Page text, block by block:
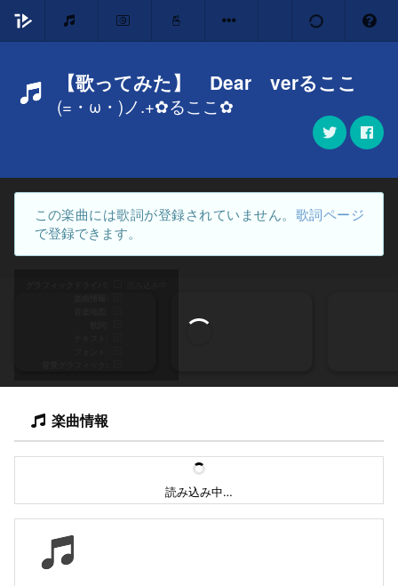
【歌ってみた】 Dear verるここ
(=・ω・)ノ.+✿るここ✿
この楽曲には歌詞が登録されていません。 歌詞ページ
で登録できます。
楽曲情報
読み込み中…